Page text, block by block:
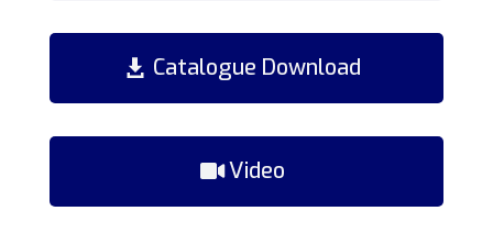
Catalogue Download
Video